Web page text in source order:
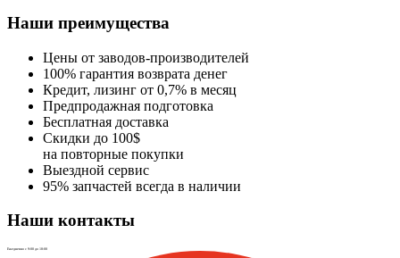
Наши преимущества
Цены от заводов-производителей
100% гарантия возврата денег
Кредит, лизинг от 0,7% в месяц
Предпродажная подготовка
Бесплатная доставка
Скидки до 100$
на повторные покупки
Выездной сервис
95% запчастей всегда в наличии
Наши контакты
Ежедневно с 9:00 до 18:00